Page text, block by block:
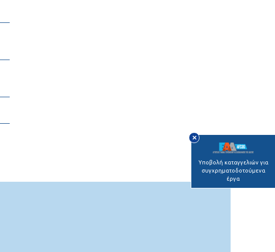
✕
Υποβολή καταγγελιών για
συγχρηματοδοτούμενα
έργα